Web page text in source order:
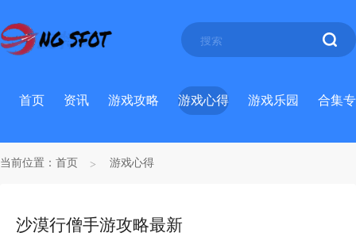
首页 资讯 游戏攻略 游戏心得 游戏乐园 合集
当前位置： 首页 游戏心得
沙漠行僧手游攻略最新